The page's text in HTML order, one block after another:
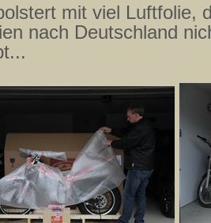
mit viel Luftfolie,
nach Deutschland